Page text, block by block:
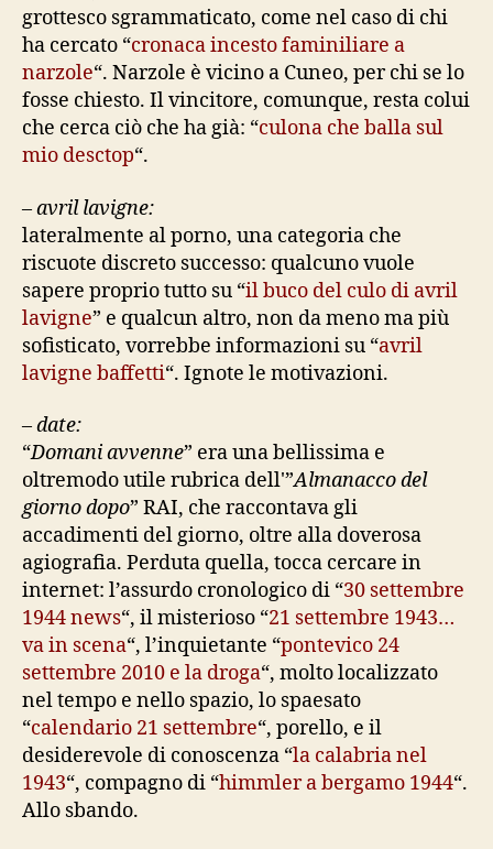
grottesco sgrammaticato, come nel caso di chi
ha cercato “cronaca incesto faminiliare a
narzole“. Narzole è vicino a Cuneo, per chi se lo
fosse chiesto. Il vincitore, comunque, resta colui
che cerca ciò che ha già: “culona che balla sul
mio desctop“.
–avril lavigne:
lateralmente al porno, una categoria che
riscuote discreto successo: qualcuno vuole
sapere proprio tutto su “il buco del culo di avril
lavigne” e qualcun altro, non da meno ma più
sofisticato, vorrebbe informazioni su “avril
lavigne baffetti“. Ignote le motivazioni.
–date:
“Domani avvenne” era una bellissima e
oltremodo utile rubrica dell'”Almanacco del
giorno dopo” RAI, che raccontava gli
accadimenti del giorno, oltre alla doverosa
agiografia. Perduta quella, tocca cercare in
internet: l’assurdo cronologico di “30 settembre
1944 news“, il misterioso “21 settembre 1943…
va in scena“, l’inquietante “pontevico 24
settembre 2010 e la droga“, molto localizzato
nel tempo e nello spazio, lo spaesato
“calendario 21 settembre“, porello, e il
desiderevole di conoscenza “la calabria nel
1943“, compagno di “himmler a bergamo 1944“.
Allo sbando.